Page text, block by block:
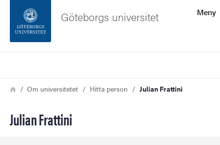
Sidfoten
Meny
Göteborgs universitet
Länkstig
HemOm universitetet Hitta person Julian Frattini
Julian Frattini